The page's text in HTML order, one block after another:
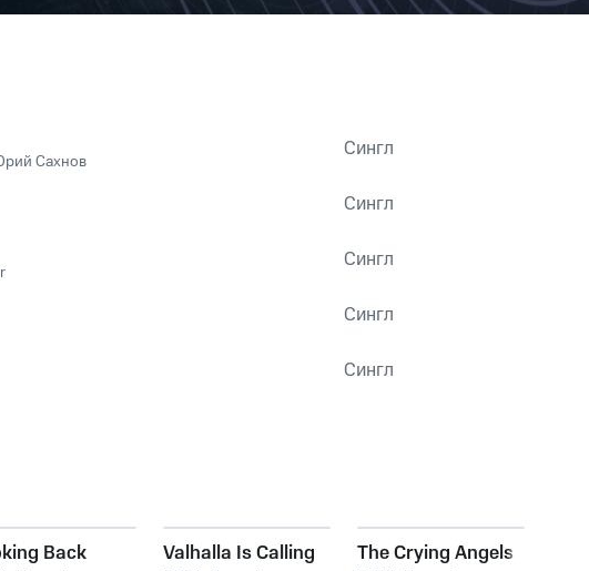
Сахнов Сингл
Сингл
Сингл
Сингл
Сингл
Back Valhalla Is Calling The Crying Angels